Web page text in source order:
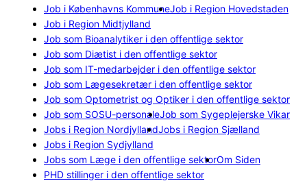
Job i Københavns KommuneJob i Region Hovedstaden
Job i Region Midtjylland
Job som Bioanalytiker i den offentlige sektor
Job som Diætist i den offentlige sektor
Job som IT-medarbejder i den offentlige sektor
Job som Lægesekretær i den offentlige sektor
Job som Optometrist og Optiker i den offentlige sektor
Job som SOSU-personaleJob som Sygeplejerske Vikar
Jobs i Region NordjyllandJobs i Region Sjælland
Jobs i Region Sydjylland
Jobs som Læge i den offentlige sektorOm Siden
PHD stillinger i den offentlige sektor